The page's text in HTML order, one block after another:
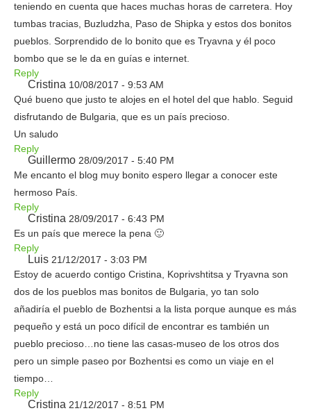
teniendo en cuenta que haces muchas horas de carretera. Hoy
tumbas tracias, Buzludzha, Paso de Shipka y estos dos bonitos
pueblos. Sorprendido de lo bonito que es Tryavna y él poco
bombo que se le da en guías e internet.
Reply
Cristina 10/08/2017 - 9:53 AM
Qué bueno que justo te alojes en el hotel del que hablo. Seguid
disfrutando de Bulgaria, que es un país precioso.
Un saludo
Reply
Guillermo 28/09/2017 - 5:40 PM
Me encanto el blog muy bonito espero llegar a conocer este
hermoso País.
Reply
Cristina 28/09/2017 - 6:43 PM
Es un país que merece la pena 🙂
Reply
Luis 21/12/2017 - 3:03 PM
Estoy de acuerdo contigo Cristina, Koprivshtitsa y Tryavna son
dos de los pueblos mas bonitos de Bulgaria, yo tan solo
añadiría el pueblo de Bozhentsi a la lista porque aunque es más
pequeño y está un poco difícil de encontrar es también un
pueblo precioso…no tiene las casas-museo de los otros dos
pero un simple paseo por Bozhentsi es como un viaje en el
tiempo…
Reply
Cristina 21/12/2017 - 8:51 PM